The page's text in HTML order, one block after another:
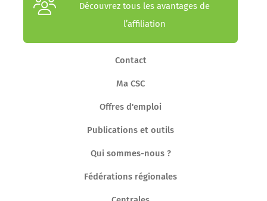
Découvrez tous les avantages de
l’affiliation
Contact
Ma CSC
Offres d'emploi
Publications et outils
Qui sommes-nous ?
Fédérations régionales